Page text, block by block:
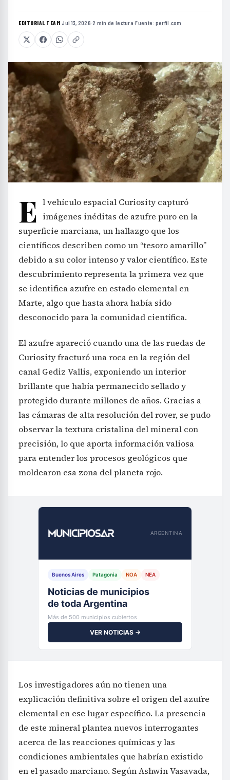
EDITORIAL TEAM·Jul 13, 2026·2 min de lectura·Fuente: perfil.com
E l vehículo espacial Curiosity capturó
imágenes inéditas de azufre puro en la
superficie marciana, un hallazgo que los
científicos describen como un “tesoro amarillo”
debido a su color intenso y valor científico. Este
descubrimiento representa la primera vez que
se identifica azufre en estado elemental en
Marte, algo que hasta ahora había sido
desconocido para la comunidad científica.
El azufre apareció cuando una de las ruedas de
Curiosity fracturó una roca en la región del
canal Gediz Vallis, exponiendo un interior
brillante que había permanecido sellado y
protegido durante millones de años. Gracias a
las cámaras de alta resolución del rover, se pudo
observar la textura cristalina del mineral con
precisión, lo que aporta información valiosa
para entender los procesos geológicos que
moldearon esa zona del planeta rojo.
ARGENTINA
Buenos Aires Patagonia NOA NEA
Noticias de municipios
de toda Argentina
Más de 500 municipios cubiertos
VER NOTICIAS →
Los investigadores aún no tienen una
explicación definitiva sobre el origen del azufre
elemental en ese lugar específico. La presencia
de este mineral plantea nuevos interrogantes
acerca de las reacciones químicas y las
condiciones ambientales que habrían existido
en el pasado marciano. Según Ashwin Vasavada,